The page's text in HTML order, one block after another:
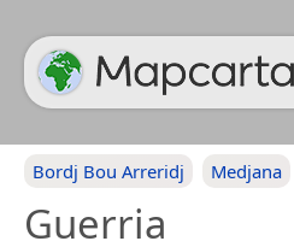
Bordj Bou Arreridj Medjana
Guerria